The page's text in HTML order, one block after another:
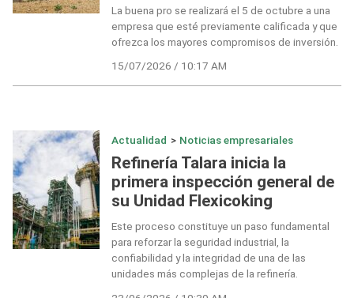
La buena pro se realizará el 5 de octubre a una
empresa que esté previamente calificada y que
ofrezca los mayores compromisos de inversión.
15/07/2026 / 10:17 AM
Actualidad > Noticias empresariales
Refinería Talara inicia la
primera inspección general de
su Unidad Flexicoking
Este proceso constituye un paso fundamental
para reforzar la seguridad industrial, la
confiabilidad y la integridad de una de las
unidades más complejas de la refinería.